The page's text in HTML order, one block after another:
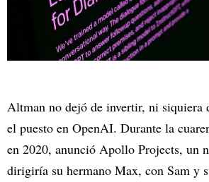
Altman no dejó de invertir, ni siquiera
el puesto en OpenAI. Durante la
en 2020, anunció Apollo Projects, un
dirigiría su hermano Max, con Sam y